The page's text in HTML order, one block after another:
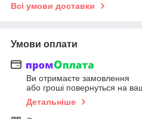
Всі умови доставки
Умови оплати
Ви отримаєте замовлення
або гроші повернуться на
Детальніше